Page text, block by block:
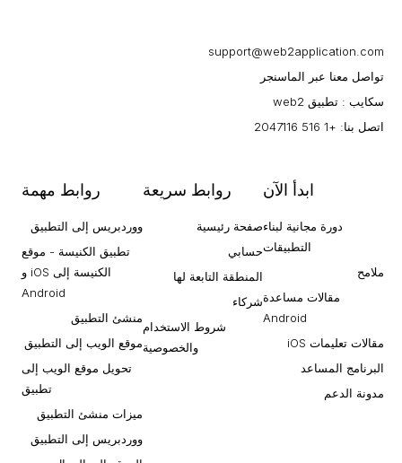
support@web2application.com
تواصل معنا عبر الماسنجر
سكايب : تطبيق web2
اتصل بنا: +1 516 2047116
ابدأ الآن
دورة مجانية لبناء
التطبيقات
ملامح
مقالات مساعدة
Android
مقالات تعليمات iOS
البرنامج المساعد
مدونة الدعم
روابط سريعة
صفحة رئيسية
حسابي
المنطقة التابعة لها
شركاء
شروط الاستخدام
والخصوصية
روابط مهمة
ووردبريس إلى التطبيق
تطبيق الكنيسة - موقع
الكنيسة إلى iOS و
Android
منشئ التطبيق
موقع الويب إلى التطبيق
تحويل موقع الويب إلى
تطبيق
ميزات منشئ التطبيق
ووردبريس إلى التطبيق